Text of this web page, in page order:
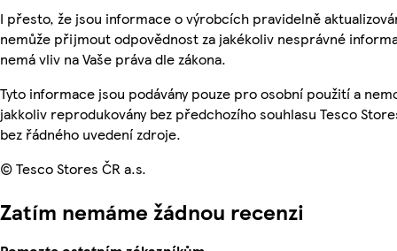
I přesto, že jsou informace o výrobcích pravidelně
nemůže přijmout odpovědnost za jakékoliv nesprávné
nemá vliv na Vaše práva dle zákona.
Tyto informace jsou podávány pouze pro osobní použití a
jakkoliv reprodukovány bez předchozího souhlasu Tesco
bez řádného uvedení zdroje.
© Tesco Stores ČR a.s.
Zatím nemáme žádnou recenzi